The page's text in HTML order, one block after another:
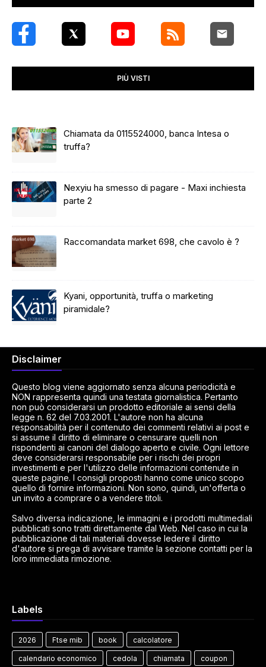
PIÙ VISTI
Chiamata da 0115524000, banca Intesa o
truffa?
Nexyiu ha smesso di pagare - Maxi inchiesta
parte 2
Raccomandata market 698, che cavolo è ?
Kyani, opportunità, truffa o marketing
piramidale?
Disclaimer
Questo blog viene aggiornato senza alcuna periodicità e
NON rappresenta quindi una testata giornalistica. Pertanto
non può considerarsi un prodotto editoriale ai sensi della
legge n. 62 del 7.03.2001. L'autore non ha alcuna
responsabilità per il contenuto dei commenti relativi ai post e
si assume il diritto di eliminare o censurare quelli non
rispondenti ai canoni del dialogo aperto e civile. Ogni lettore
deve considerarsi responsabile per i rischi dei propri
investimenti e per l'utilizzo delle informazioni contenute in
queste pagine. I consigli proposti hanno come unico scopo
quello di fornire informazioni. Non sono, quindi, un'offerta o
un invito a comprare o a vendere titoli.
Salvo diversa indicazione, le immagini e i prodotti multimediali
pubblicati sono tratti direttamente dal Web. Nel caso in cui la
pubblicazione di tali materiali dovesse ledere il diritto
d'autore si prega di avvisare tramite la sezione contatti per la
loro immediata rimozione.
Labels
2026 Ftse mib book calcolatore
calendario economico cedola chiamata coupon